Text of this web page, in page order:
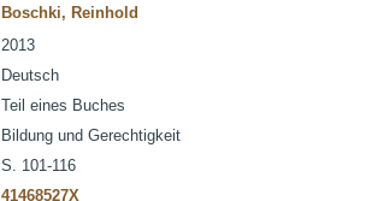
Boschki, Reinhold
2013
Deutsch
Teil eines Buches
Bildung und Gerechtigkeit
S. 101-116
41468527X